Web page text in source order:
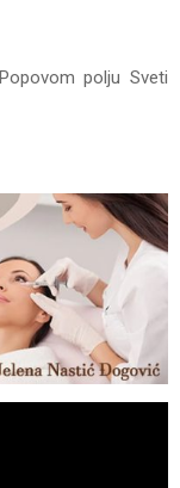
polju Sveti